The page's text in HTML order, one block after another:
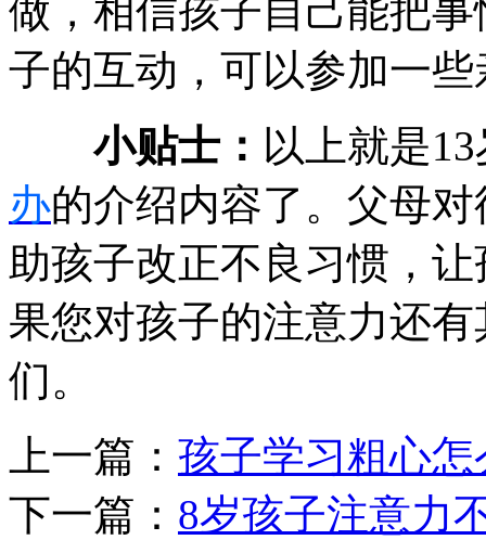
做，相信孩子自己能把
子的互动，可以参加一
小贴士： 以上就是
办的介绍内容了。父母
助孩子改正不良习惯，
果您对孩子的注意力还
们。
上一篇： 孩子学习粗心怎
下一篇： 8岁孩子注意力